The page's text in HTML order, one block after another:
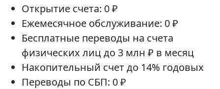
Открытие счета: 0 ₽
Ежемесячное обслуживание: 0 ₽
Бесплатные переводы на счета
физических лиц до 3 млн ₽ в месяц
Накопительный счет до 14% годовых
Переводы по СБП: 0 ₽